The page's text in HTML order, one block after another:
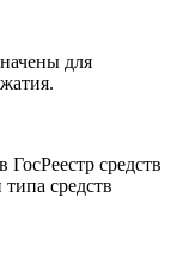
для
средств
средств